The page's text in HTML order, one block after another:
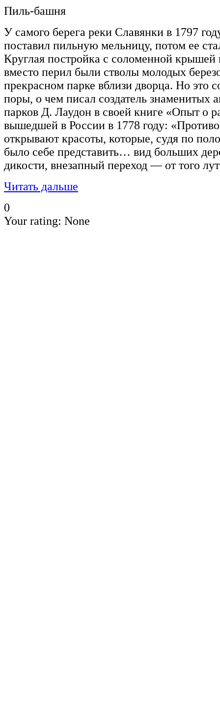
Пиль-башня
У самого берега реки Славянки в 1797
поставил пильную мельницу, потом ее
Круглая постройка с соломенной крышей
вместо перил были стволы молодых
прекрасном парке вблизи дворца. Но это
поры, о чем писал создатель знаменитых
парков Д. Лаудон в своей книге «Опыт о
вышедшей в России в 1778 году:
открывают красоты, которые, судя по
было себе представить… вид больших
дикости, внезапный переход — от того
Читать дальше
0
Your rating: None